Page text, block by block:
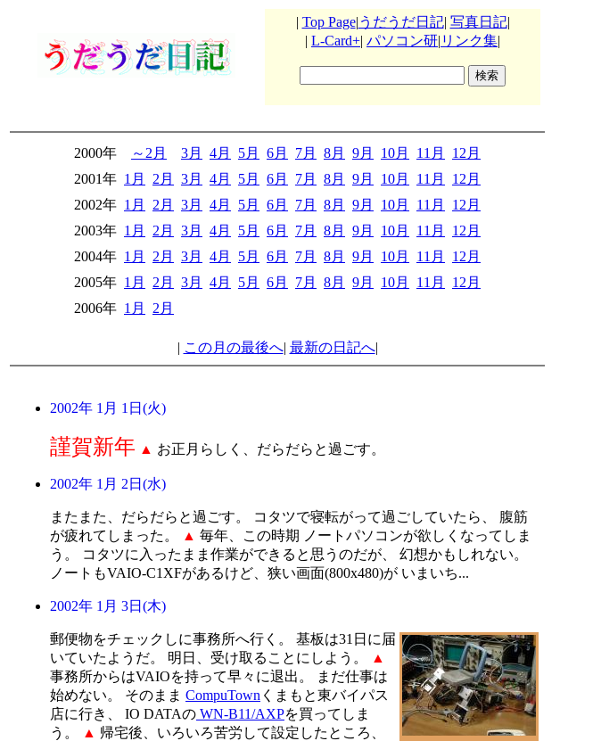
| Top Page| うだうだ日記| 写真日記|
| L-Card+| パソコン研| リンク集|
2000年 ～2月 3月 4月 5月 6月 7月 8月 9月 10月 11月
12月
2001年 1月 2月 3月 4月 5月 6月 7月 8月 9月 10月 11月
12月
2002年 1月 2月 3月 4月 5月 6月 7月 8月 9月 10月 11月
12月
2003年 1月 2月 3月 4月 5月 6月 7月 8月 9月 10月 11月
12月
2004年 1月 2月 3月 4月 5月 6月 7月 8月 9月 10月 11月
12月
2005年 1月 2月 3月 4月 5月 6月 7月 8月 9月 10月 11月
12月
2006年 1月 2月
| この月の最後へ| 最新の日記へ|
2002年 1月 1日(火)
謹賀新年 ▲ お正月らしく、だらだらと過ごす。
2002年 1月 2日(水)
またまた、だらだらと過ごす。 コタツで寝転がって過ごしていたら、 腹筋
が疲れてしまった。
▲ 毎年、この時期 ノートパソコンが欲しくなってしま
う。 コタツに入ったまま作業ができると思うのだが、 幻想かもしれない。
ノートもVAIO-C1XFがあるけど、狭い画面(800x480)が いまいち...
2002年 1月 3日(木)
郵便物をチェックしに事務所へ行く。 基板は31日に届
いていたようだ。 明日、受け取ることにしよう。
▲
事務所からはVAIOを持って早々に退出。 まだ仕事は
始めない。 そのまま CompuTown くまもと東バイパス
店に行き、 IO DATAの WN-B11/AXPを買ってしま
う。
▲ 帰宅後、いろいろ苦労して設定したところ、